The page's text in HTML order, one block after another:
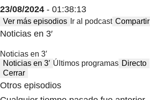
23/08/2024 - 01:38:13
Ver más episodios Ir al podcast Compartir
Noticias en 3′
Noticias en 3′
Noticias en 3′ Últimos programas Directo
Cerrar
Otros episodios